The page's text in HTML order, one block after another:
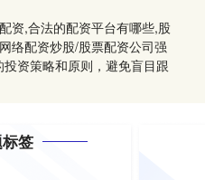
资,合法的配资平台有哪些,股
络配资炒股/股票配资公司强
资策略和原则，避免盲目跟
签